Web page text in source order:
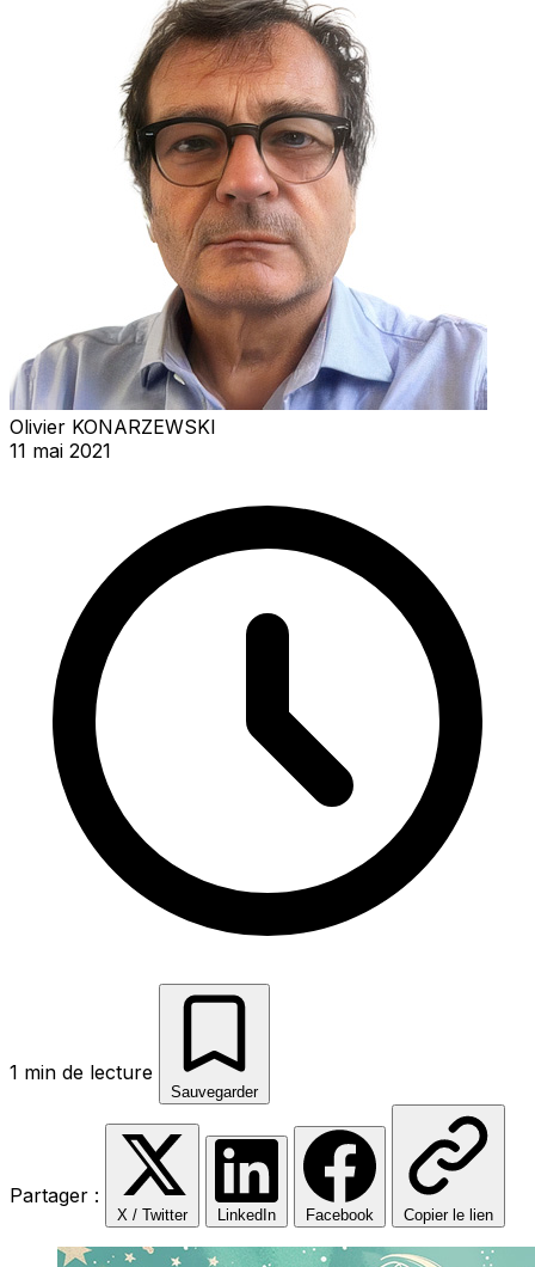
Olivier KONARZEWSKI
11 mai 2021
1 min de lecture
Sauvegarder
Partager :
X / Twitter LinkedIn Facebook Copier le lien